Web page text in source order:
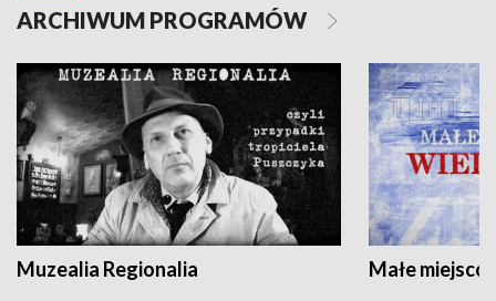
ARCHIWUM PROGRAMÓW
Muzealia Regionalia Małe